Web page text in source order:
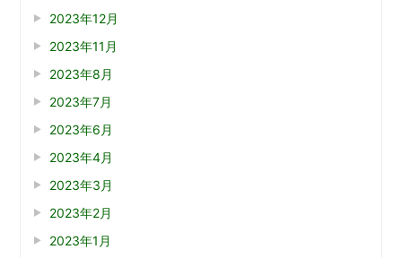
2023年12月
2023年11月
2023年8月
2023年7月
2023年6月
2023年4月
2023年3月
2023年2月
2023年1月